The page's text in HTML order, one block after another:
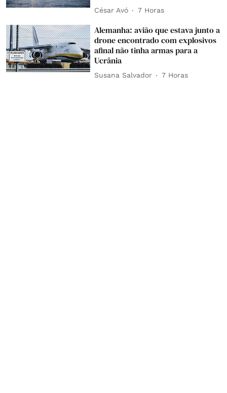
César Avó 7 Horas
Alemanha: avião que estava junto a
drone encontrado com explosivos
afinal não tinha armas para a
Ucrânia
Susana Salvador 7 Horas